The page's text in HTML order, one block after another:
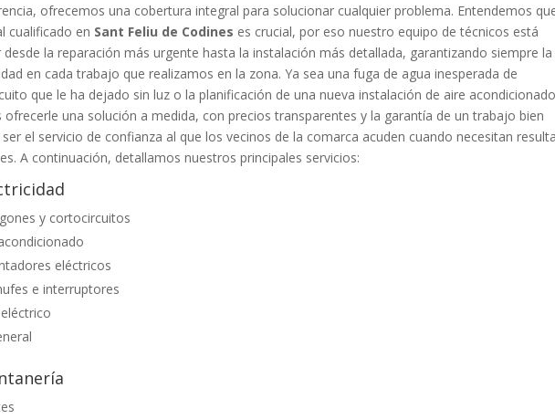
ofrecemos una cobertura integral para solucionar cualquier problema. Entendemos
cualificado en Sant Feliu de Codines es crucial, por eso nuestro equipo de técnicos está
la reparación más urgente hasta la instalación más detallada, garantizando siempre la
en cada trabajo que realizamos en la zona. Ya sea una fuga de agua inesperada de
que le ha dejado sin luz o la planificación de una nueva instalación de aire
una solución a medida, con precios transparentes y la garantía de un trabajo bien
el servicio de confianza al que los vecinos de la comarca acuden cuando necesitan
A continuación, detallamos nuestros principales servicios:
y cortocircuitos
eléctricos
e interruptores